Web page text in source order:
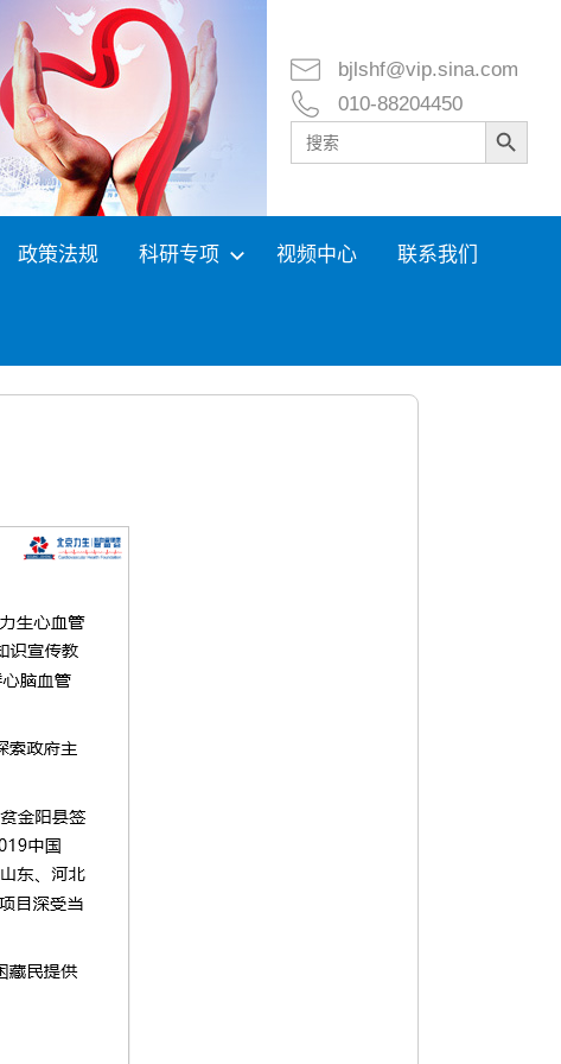
bjlshf@vip.sina.com
010-88204450
Search
for:
Search Button
政策法规 科研专项 视频中心 联系我们